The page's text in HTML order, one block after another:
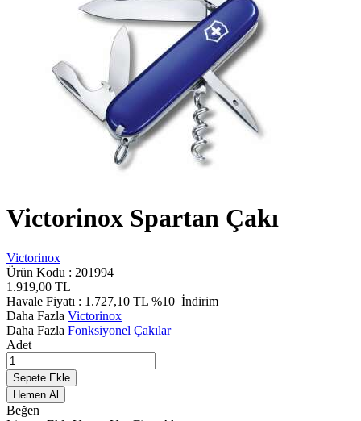
Victorinox Spartan Çakı
Victorinox
Ürün Kodu : 201994
1.919,00 TL
Havale Fiyatı : 1.727,10 TL %10 İndirim
Daha Fazla Victorinox
Daha Fazla Fonksiyonel Çakılar
Adet
Sepete Ekle
Hemen Al
Beğen